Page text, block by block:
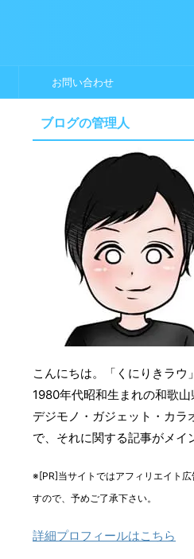
お問い合わせ
ブログの管理人
こんにちは。「くにりきラウ
1980年代昭和生まれの和歌山
デジモノ・ガジェット・カラ
で、それに関する記事がメイ
※[PR]当サイトではアフィリエイト広
すので、予めご了承下さい。
詳細プロフィールはこちら